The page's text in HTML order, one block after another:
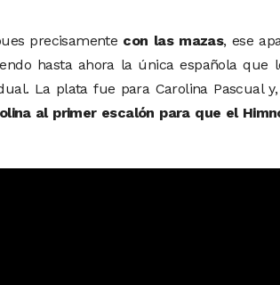
precisamente con las mazas, ese
hasta ahora la única española que
La plata fue para Carolina Pascual
al primer escalón para que el